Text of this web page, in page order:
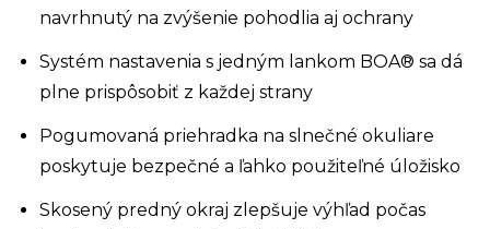
navrhnutý na zvýšenie pohodlia aj ochrany
Systém nastavenia s jedným lankom BOA® sa dá
plne prispôsobiť z každej strany
Pogumovaná priehradka na slnečné okuliare
poskytuje bezpečné a ľahko použiteľné úložisko
Skosený predný okraj zlepšuje výhľad počas